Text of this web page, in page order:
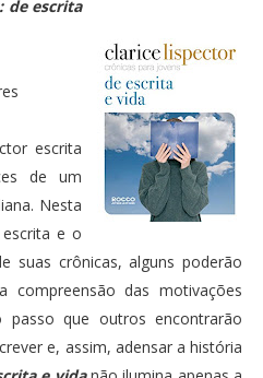
de escrita
escrita
de um
Nesta
e o
suas crônicas, alguns poderão
compreensão das motivações
que outros encontrarão
e, assim, adensar a história